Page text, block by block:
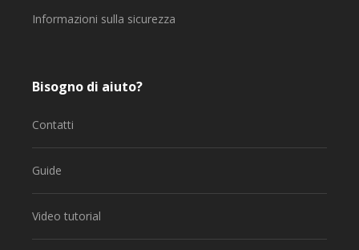
Informazioni sulla sicurezza
Bisogno di aiuto?
Contatti
Guide
Video tutorial